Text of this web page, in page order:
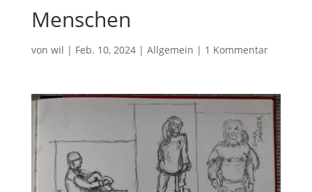
Menschen
von wil | Feb. 10, 2024| Allgemein | 1 Kommentar